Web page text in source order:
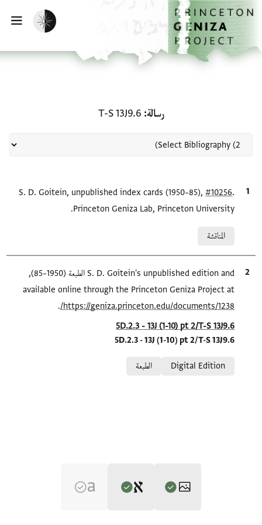
إلى المحتوى الرئيسي
الرئيسية
تفعيل الوضع المظلم
رسالة T-S 13J9.6
الاقتباس المرجعيS. D. Goitein, unpublished index cards (1950–85),#10256
Princeton Geniza Lab, Princeton University.
المناقشة
الاقتباس المرجعي
S. D. Goitein's unpublished edition and الطبعة (1950–85),
available online through the Princeton Geniza Project at
https://geniza.princeton.edu/documents/1238/
.
Location in source
5D.2.3 - 13J (1-10) pt 2/T-S 13J9.6
5D.2.3 - 13J (1-10) pt 2/T-S 13J9.6
Digital Edition
الطبعة